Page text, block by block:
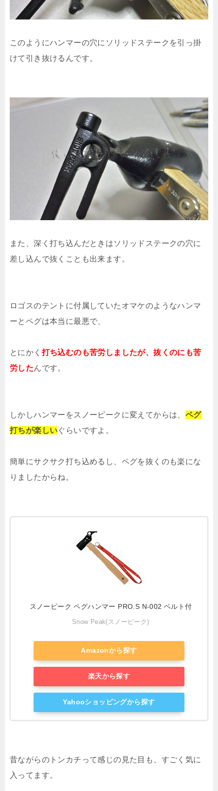
このようにハンマーの穴にソリッドステークを引っ掛
けて引き抜けるんです。
また、深く打ち込んだときはソリッドステークの穴に
差し込んで抜くことも出来ます。
ロゴスのテントに付属していたオマケのようなハンマ
ーとペグは本当に最悪で、
とにかく打ち込むのも苦労しましたが、抜くのにも苦
労したんです。
しかしハンマーをスノーピークに変えてからは、 ペグ
打ちが楽しいぐらいですよ。
簡単にサクサク打ち込めるし、ペグを抜くのも楽にな
りましたからね。
スノーピーク ペグハンマー PRO.S N-002 ベルト付
Snow Peak(スノーピーク)
Amazonから探す
楽天から探す
Yahooショッピングから探す
昔ながらのトンカチって感じの見た目も、すごく気に
入ってます。